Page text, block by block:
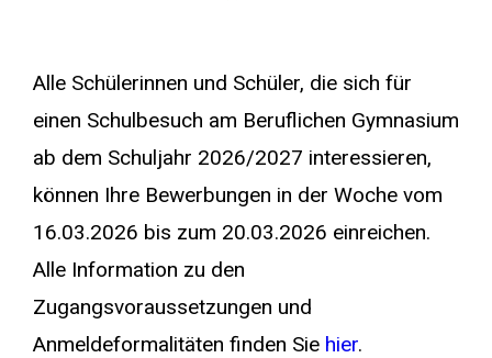
Alle Schülerinnen und Schüler, die sich für
einen Schulbesuch am Beruflichen Gymnasium
ab dem Schuljahr 2026/2027 interessieren,
können Ihre Bewerbungen in der Woche vom
16.03.2026 bis zum 20.03.2026 einreichen.
Alle Information zu den
Zugangsvoraussetzungen und
Anmeldeformalitäten finden Sie hier.